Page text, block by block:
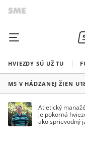
HVIEZDY SÚ UŽ TU
MS V HÁDZANEJ ŽIEN
Atletický
je pokorná
ako sprievodný